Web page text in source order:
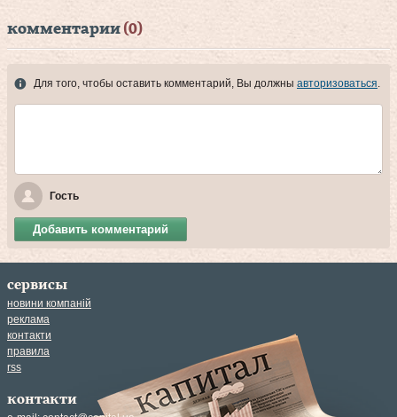
комментарии (0)
Для того, чтобы оставить комментарий, Вы должны авторизоваться.
Гость
Добавить комментарий
сервисы
новини компаній
реклама
контакти
правила
rss
контакти